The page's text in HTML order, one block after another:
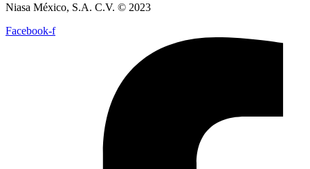
Niasa México, S.A. C.V. © 2023
Facebook-f